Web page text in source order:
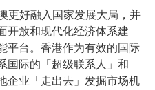
更好融入国家发展大局，并
开放和现代化经济体系建
平台。香港作为有效的国际
国际的「超级联系人」和
企业「走出去」发掘市场机